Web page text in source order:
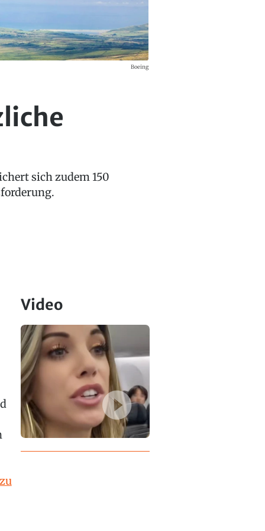
Boeing
sich zudem 150
Video